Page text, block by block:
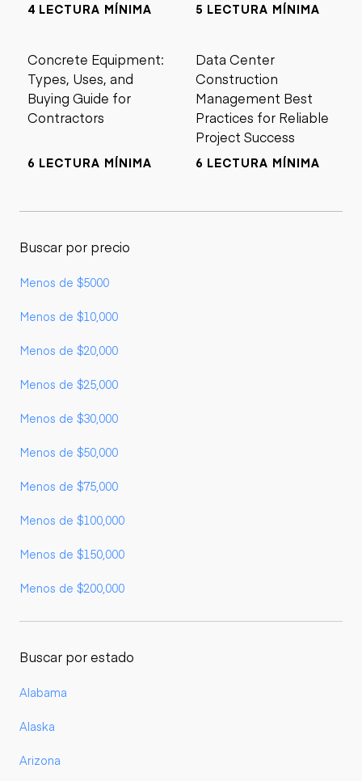
4 LECTURA MÍNIMA 5 LECTURA MÍNIMA
Concrete Equipment:
Types, Uses, and
Buying Guide for
Contractors
6 LECTURA MÍNIMA
Data Center
Construction
Management Best
Practices for Reliable
Project Success
6 LECTURA MÍNIMA
Buscar por precio
Menos de $5000
Menos de $10,000
Menos de $20,000
Menos de $25,000
Menos de $30,000
Menos de $50,000
Menos de $75,000
Menos de $100,000
Menos de $150,000
Menos de $200,000
Buscar por estado
Alabama
Alaska
Arizona